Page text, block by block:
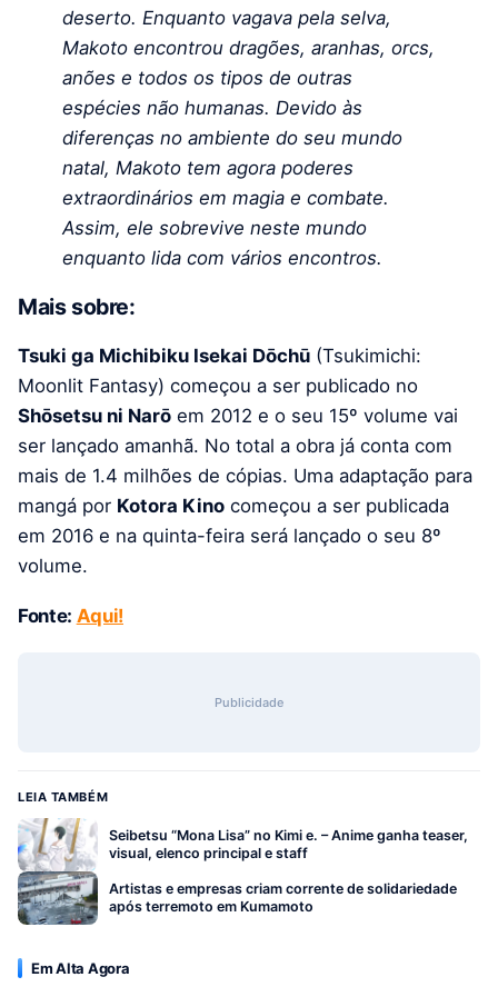
deserto. Enquanto vagava pela selva,
Makoto encontrou dragões, aranhas, orcs,
anões e todos os tipos de outras
espécies não humanas. Devido às
diferenças no ambiente do seu mundo
natal, Makoto tem agora poderes
extraordinários em magia e combate.
Assim, ele sobrevive neste mundo
enquanto lida com vários encontros.
Mais sobre:
Tsuki ga Michibiku Isekai Dōchū (Tsukimichi:
Moonlit Fantasy) começou a ser publicado no
Shōsetsu ni Narō em 2012 e o seu 15º volume vai
ser lançado amanhã. No total a obra já conta com
mais de 1.4 milhões de cópias. Uma adaptação para
mangá por Kotora Kino começou a ser publicada
em 2016 e na quinta-feira será lançado o seu 8º
volume.
Fonte: Aqui!
Publicidade
LEIA TAMBÉM
Seibetsu “Mona Lisa” no Kimi e. – Anime ganha teaser,
visual, elenco principal e staff
Artistas e empresas criam corrente de solidariedade
após terremoto em Kumamoto
Em Alta Agora